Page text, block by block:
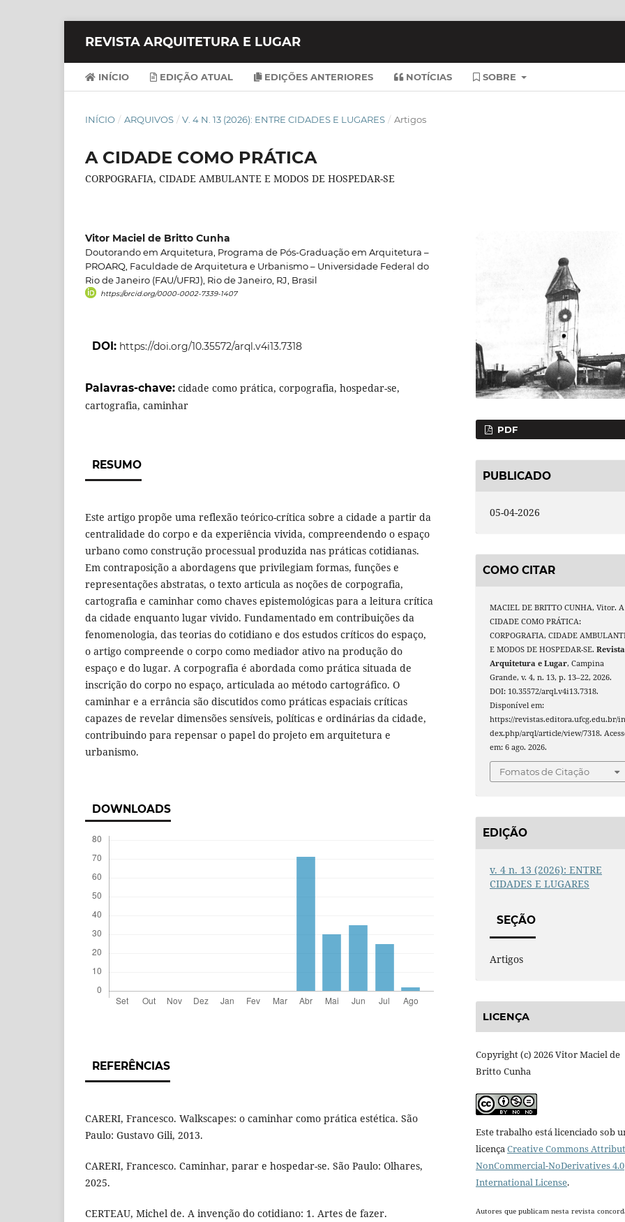
REVISTA ARQUITETURA E LUGAR
INÍCIO EDIÇÃO ATUAL EDIÇÕES ANTERIORES NOTÍCIAS SOBRE
INÍCIO / ARQUIVOS / V. 4 N. 13 (2026): ENTRE CIDADES E LUGARES / Artigos
A CIDADE COMO PRÁTICA
CORPOGRAFIA, CIDADE AMBULANTE E MODOS DE HOSPEDAR-SE
Vitor Maciel de Britto Cunha
Doutorando em Arquitetura, Programa de Pós-Graduação em Arquitetura –
PROARQ, Faculdade de Arquitetura e Urbanismo – Universidade Federal do
Rio de Janeiro (FAU/UFRJ), Rio de Janeiro, RJ, Brasil
https://orcid.org/0000-0002-7339-1407
DOI: https://doi.org/10.35572/arql.v4i13.7318
Palavras-chave: cidade como prática, corpografia, hospedar-se,
cartografia, caminhar
RESUMO
Este artigo propõe uma reflexão teórico-crítica sobre a cidade a partir da
centralidade do corpo e da experiência vivida, compreendendo o espaço
urbano como construção processual produzida nas práticas cotidianas.
Em contraposição a abordagens que privilegiam formas, funções e
representações abstratas, o texto articula as noções de corpografia,
cartografia e caminhar como chaves epistemológicas para a leitura crítica
da cidade enquanto lugar vivido. Fundamentado em contribuições da
fenomenologia, das teorias do cotidiano e dos estudos críticos do espaço,
o artigo compreende o corpo como mediador ativo na produção do
espaço e do lugar. A corpografia é abordada como prática situada de
inscrição do corpo no espaço, articulada ao método cartográfico. O
caminhar e a errância são discutidos como práticas espaciais críticas
capazes de revelar dimensões sensíveis, políticas e ordinárias da cidade,
contribuindo para repensar o papel do projeto em arquitetura e
urbanismo.
DOWNLOADS
REFERÊNCIAS
CARERI, Francesco. Walkscapes: o caminhar como prática estética. São
Paulo: Gustavo Gili, 2013.
CARERI, Francesco. Caminhar, parar e hospedar-se. São Paulo: Olhares,
2025.
CERTEAU, Michel de. A invenção do cotidiano: 1. Artes de fazer.
PDF
PUBLICADO
05-04-2026
COMO CITAR
MACIEL DE BRITTO CUNHA, Vitor. A
CIDADE COMO PRÁTICA:
CORPOGRAFIA, CIDADE
E MODOS DE HOSPEDAR-SE.Revista
Arquitetura e Lugar, Campina
Grande, v. 4, n. 13, p. 13–22, 2026.
DOI: 10.35572/arql.v4i13.7318.
Disponível em:
https://revistas.editora.ufcg.edu.br/in
dex.php/arql/article/view/7318.
em: 6 ago. 2026.
Fomatos de Citação
EDIÇÃO
v. 4 n. 13 (2026): ENTRE
CIDADES E LUGARES
SEÇÃO
Artigos
LICENÇA
Copyright (c) 2026 Vitor Maciel de
Britto Cunha
Este trabalho está licenciado sob
licençaCreative Commons
NonCommercial-NoDerivatives 4.0
International License.
Autores que publicam nesta revista